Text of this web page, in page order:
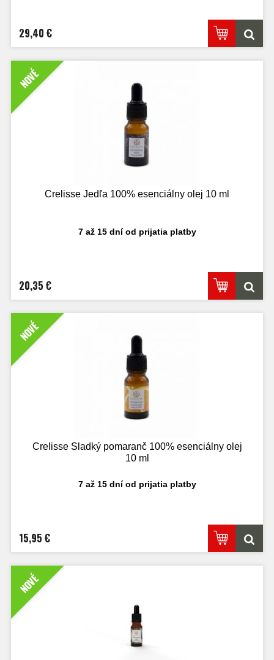
29,40 €
NOVÉ
Crelisse Jedľa 100% esenciálny olej 10 ml
7 až 15 dní od prijatia platby
20,35 €
NOVÉ
Crelisse Sladký pomaranč 100% esenciálny olej
10 ml
7 až 15 dní od prijatia platby
15,95 €
NOVÉ